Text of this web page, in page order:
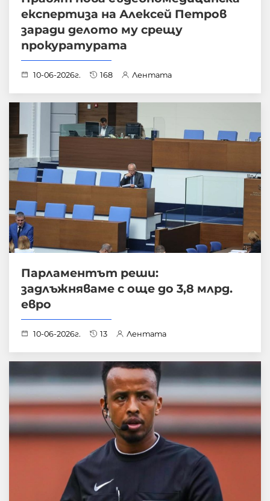
експертиза на Алексей Петров
заради делото му срещу
прокуратурата
10-06-2026г. 168 Лентата
Парламентът реши:
задлъжняваме с още до 3,8 млрд.
евро
10-06-2026г. 13 Лентата